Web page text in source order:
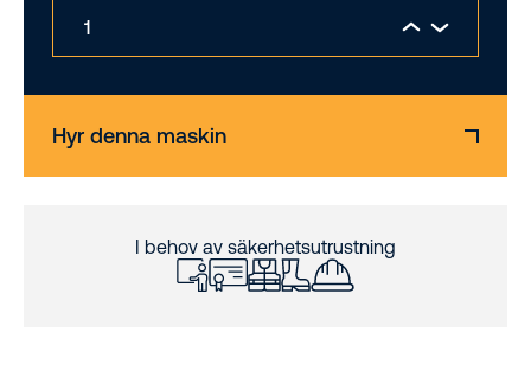
Hyr denna maskin
I behov av säkerhetsutrustning